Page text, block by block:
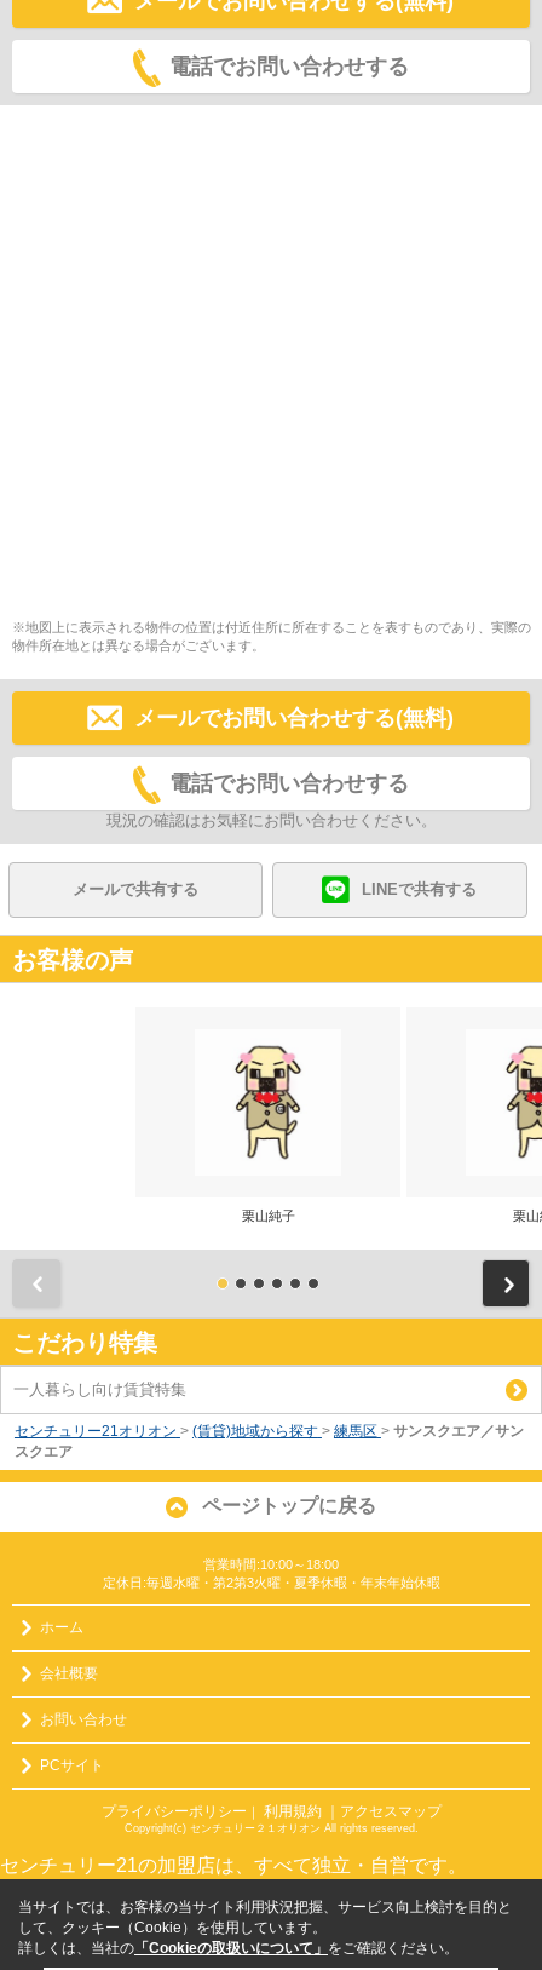
電話でお問い合わせする
※地図上に表示される物件の位置は付近住所に所在することを表すものであり、実際の
物件所在地とは異なる場合がございます。
メールでお問い合わせする(無料)
電話でお問い合わせする
現況の確認はお気軽にお問い合わせください。
メールで共有する LINEで共有する
お客様の声
栗山純子 栗山
こだわり特集
一人暮らし向け賃貸特集
センチュリー21オリオン > (賃貸)地域から探す > 練馬区 > サンスクエア／サン
スクエア
ページトップに戻る
営業時間:10:00～18:00
定休日:毎週水曜・第2第3火曜・夏季休暇・年末年始休暇
ホーム
会社概要
お問い合わせ
PCサイト
プライバシーポリシー 利用規約 ｜アクセスマップ
Copyright(c) センチュリー２１オリオン All rights reserved.
センチュリー21の加盟店は、すべて独立・自営です。
当サイトでは、お客様の当サイト利用状況把握、サービス向上検討を目的と
して、クッキー（Cookie）を使用しています。
詳しくは、当社の 「Cookieの取扱いについて」 をご確認ください。